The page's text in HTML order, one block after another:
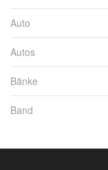
Auto
Autos
Bänke
Band